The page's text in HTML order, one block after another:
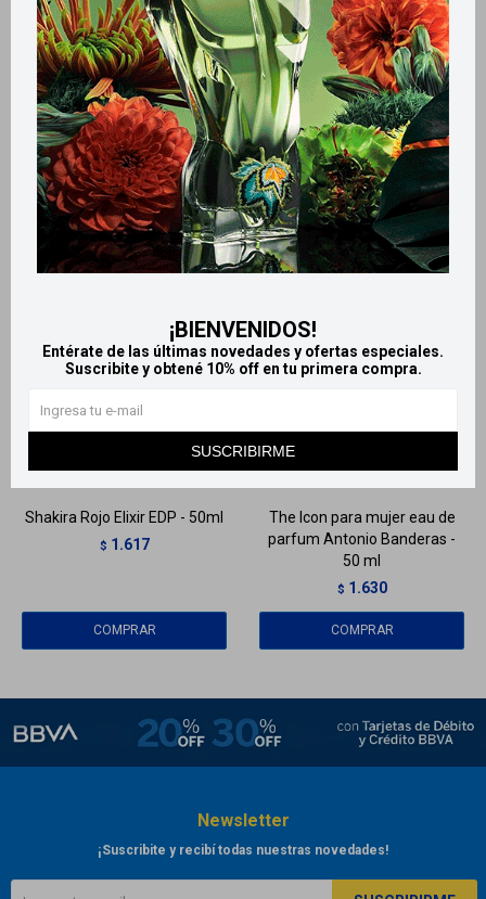
¡BIENVENIDOS!
Entérate de las últimas novedades y ofertas especiales.
Suscribite y obtené 10% off en tu primera compra.
SUSCRIBIRME
Retiros gratuitos en tiendas
Productos que te pueden interesar
LlegaHOY
Shakira Rojo Elixir EDP - 50ml
$ 1.617
LlegaHOY
The Icon para mujer eau de
parfum Antonio Banderas -
50 ml
$ 1.630
Newsletter
¡Suscribite y recibí todas nuestras novedades!